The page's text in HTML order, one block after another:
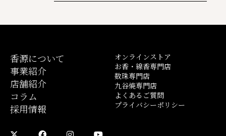
香源について
事業紹介
店舗紹介
コラム
採用情報
オンラインストア
お香・線香専門店
数珠専門店
九谷焼専門店
よくあるご質問
プライバシーポリシー